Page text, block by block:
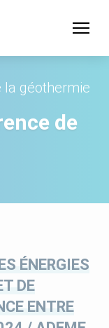
la géothermie
de
ÉNERGIES
DE
ENTRE